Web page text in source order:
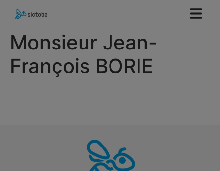
principal
Monsieur Jean-
François BORIE